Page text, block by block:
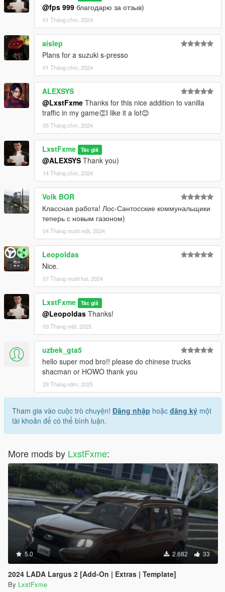
@fps 999 благодарю за отзыв)
01 Tháng chín, 2024
aislep
Plans for a suzuki s-presso
01 Tháng chín, 2024
ALEXSYS
@LxstFxme Thanks for this nice addition to vanilla
traffic in my game👏I like it a lot😊
05 Tháng chín, 2024
LxstFxme Tác giả
@ALEXSYS Thank you)
14 Tháng chín, 2024
Volk BOR
Классная работа! Лос-Сантосские коммунальщики
теперь с новым газоном)
04 Tháng mười một, 2024
Leopoldas
Nice.
07 Tháng mười hai, 2024
LxstFxme Tác giả
@Leopoldas Thanks!
03 Tháng một, 2025
uzbek_gta5
hello super mod bro!! please do chinese trucks
shacman or HOWO thank you
29 Tháng năm, 2025
Tham gia vào cuộc trò chuyện! Đăng nhập hoặc đăng ký một
tài khoản để có thể bình luận.
More mods by LxstFxme:
5.0 2.682 33
2024 LADA Largus 2 [Add-On | Extras | Template]
By LxstFxme